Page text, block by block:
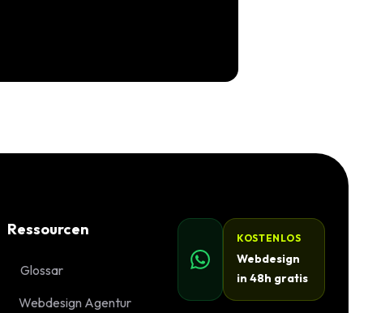
Ressourcen
Glossar
Webdesign Agentur
KOSTENLOS
Webdesign
in 48h gratis